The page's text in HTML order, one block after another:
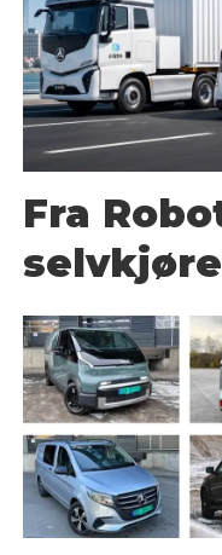
Fra